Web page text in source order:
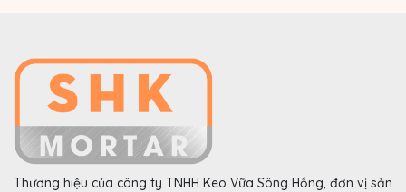
Thương hiệu của công ty TNHH Keo Vữa Sông Hồng, đơn vị sản